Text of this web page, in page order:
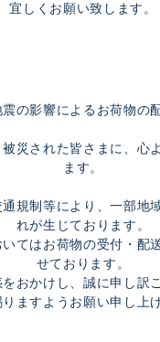
宜しくお願い致します。
震の影響によるお荷物の
災された皆さまに、心
ます。
規制等により、一部地
れが生じております。
てはお荷物の受付・配
せております。
おかけし、誠に申し訳
ますようお願い申し上